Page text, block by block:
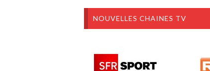
NOUVELLES CHAINES TV